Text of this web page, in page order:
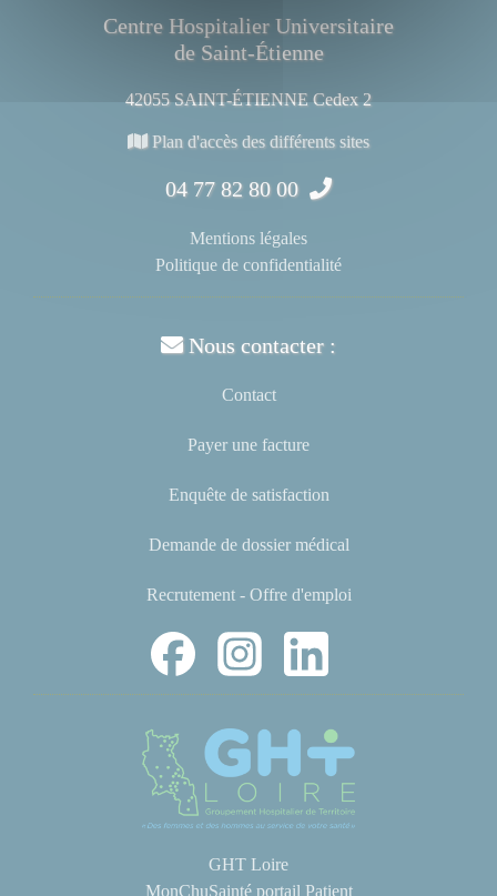
Centre Hospitalier Universitaire
de Saint-Étienne
42055 SAINT-ÉTIENNE Cedex 2
Plan d'accès des différents sites
04 77 82 80 00
Mentions légales
Politique de confidentialité
Nous contacter :
Contact
Payer une facture
Enquête de satisfaction
Demande de dossier médical
Recrutement - Offre d'emploi
GHT Loire
MonChuSainté portail Patient